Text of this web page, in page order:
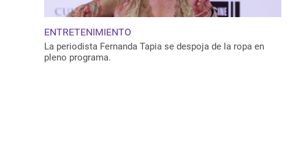
ENTRETENIMIENTO
La periodista Fernanda Tapia se despoja de la ropa en
pleno programa.